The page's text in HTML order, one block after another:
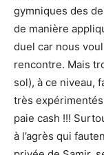
gymniques des
de manière
duel car nous
rencontre. Mais
sol), à ce niveau,
très expérimentés
paie cash !!!
à l’agrès qui